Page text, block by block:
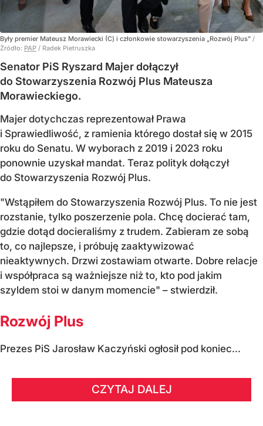
Były premier Mateusz Morawiecki (C) i członkowie stowarzyszenia „Rozwój Plus” /
Źródło: PAP / Radek Pietruszka
Senator PiS Ryszard Majer dołączył
do Stowarzyszenia Rozwój Plus Mateusza
Morawieckiego.
Majer dotychczas reprezentował Prawa
i Sprawiedliwość, z ramienia którego dostał się w 2015
roku do Senatu. W wyborach z 2019 i 2023 roku
ponownie uzyskał mandat. Teraz polityk dołączył
do Stowarzyszenia Rozwój Plus.
"Wstąpiłem do Stowarzyszenia Rozwój Plus. To nie jest
rozstanie, tylko poszerzenie pola. Chcę docierać tam,
gdzie dotąd docieraliśmy z trudem. Zabieram ze sobą
to, co najlepsze, i próbuję zaaktywizować
nieaktywnych. Drzwi zostawiam otwarte. Dobre relacje
i współpraca są ważniejsze niż to, kto pod jakim
szyldem stoi w danym momencie" – stwierdził.
Rozwój Plus
Prezes PiS Jarosław Kaczyński ogłosił pod koniec...
CZYTAJ DALEJ